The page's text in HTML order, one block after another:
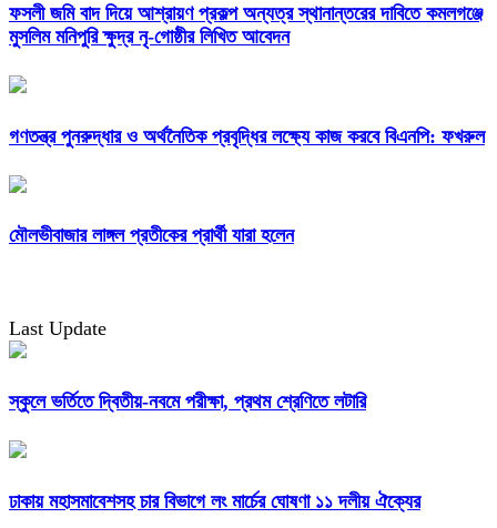
ফসলী জমি বাদ দিয়ে আশ্রায়ণ প্রকল্প অন্যত্র স্থানান্তরের দাবিতে কমলগঞ্জে
মুসলিম মনিপুরি ক্ষুদ্র নৃ-গোষ্ঠীর লিখিত আবেদন
গণতন্ত্র পুনরুদ্ধার ও অর্থনৈতিক প্রবৃদ্ধির লক্ষ্যে কাজ করবে বিএনপি: ফখরুল
মৌলভীবাজার লাঙ্গল প্রতীকের প্রার্থী যারা হলেন
Last Update
স্কুলে ভর্তিতে দ্বিতীয়-নবমে পরীক্ষা, প্রথম শ্রেণিতে লটারি
ঢাকায় মহাসমাবেশসহ চার বিভাগে লং মার্চের ঘোষণা ১১ দলীয় ঐক্যের